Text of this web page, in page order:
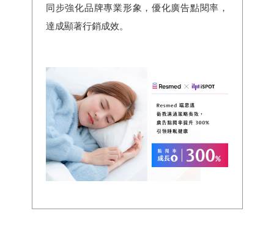
同步強化品牌專業形象，優化廣告點閱率，
達成顯著行銷成效。